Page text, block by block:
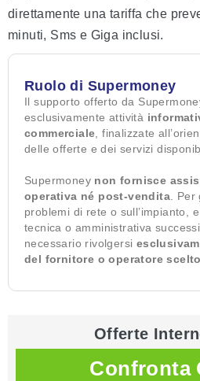
direttamente una tariffa che
minuti, Sms e Giga inclusi.
Ruolo di Supermoney
Il supporto offerto da
esclusivamente attività
commerciale , finalizzate
delle offerte e dei servizi
Supermoney non fornisce
operativa né post-vendita .
problemi di rete o sull’impianto,
tecnica o amministrativa
necessario rivolgersi
del fornitore o operatore scelto
Offerte
Confronta